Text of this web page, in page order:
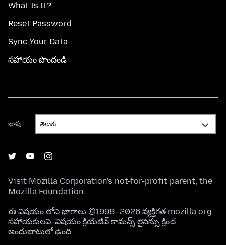
What Is It?
Reset Password
Sync Your Data
సహాయం పొందండి
భాష
భాష
Visit Mozilla Corporation's not-for-profit parent, the
Mozilla Foundation.
ఈ విషయం లోని భాగాలు ©1998–2026 వ్యక్తిగత mozilla.org
సహాయకులవి. విషయం క్రియేటివ్ కామన్స్ లైసెన్సు క్రింద
అందుబాటులో ఉంది.